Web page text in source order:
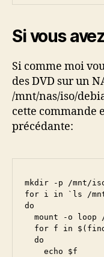
Si vous
Si comme moi
des DVD sur un
/mnt/nas/iso/
cette commande
précédante:
mkdir -p /mnt/
for i in `ls /
do
mount -o loop
for f in
  do
    echo $f